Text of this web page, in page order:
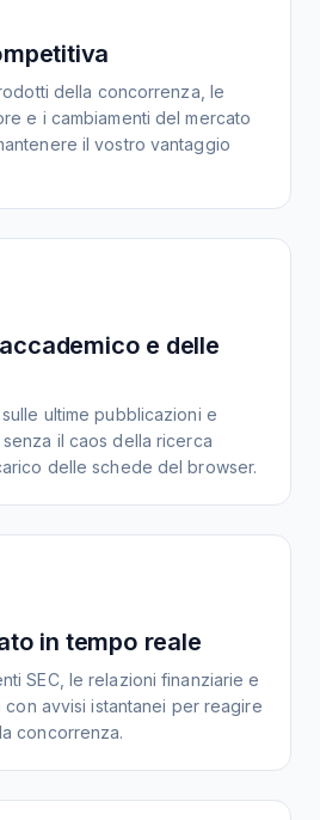
della concorrenza, le
e i cambiamenti del mercato
il vostro vantaggio
e delle
ultime pubblicazioni e
il caos della ricerca
delle schede del browser.
in tempo reale
SEC, le relazioni finanziarie e
con avvisi istantanei per reagire
concorrenza.